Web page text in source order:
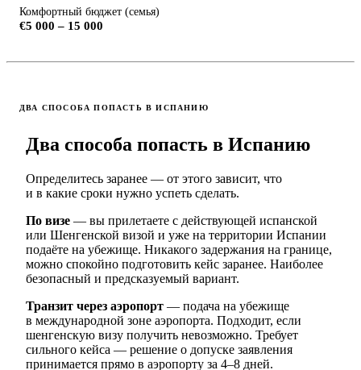
Комфортный бюджет (семья)
€5 000 – 15 000
ДВА СПОСОБА ПОПАСТЬ В ИСПАНИЮ
Два способа попасть в Испанию
Определитесь заранее — от этого зависит, что
и в какие сроки нужно успеть сделать.
По визе — вы прилетаете с действующей испанской
или Шенгенской визой и уже на территории Испании
подаёте на убежище. Никакого задержания на границе,
можно спокойно подготовить кейс заранее. Наиболее
безопасный и предсказуемый вариант.
Транзит через аэропорт — подача на убежище
в международной зоне аэропорта. Подходит, если
шенгенскую визу получить невозможно. Требует
сильного кейса — решение о допуске заявления
принимается прямо в аэропорту за 4–8 дней.